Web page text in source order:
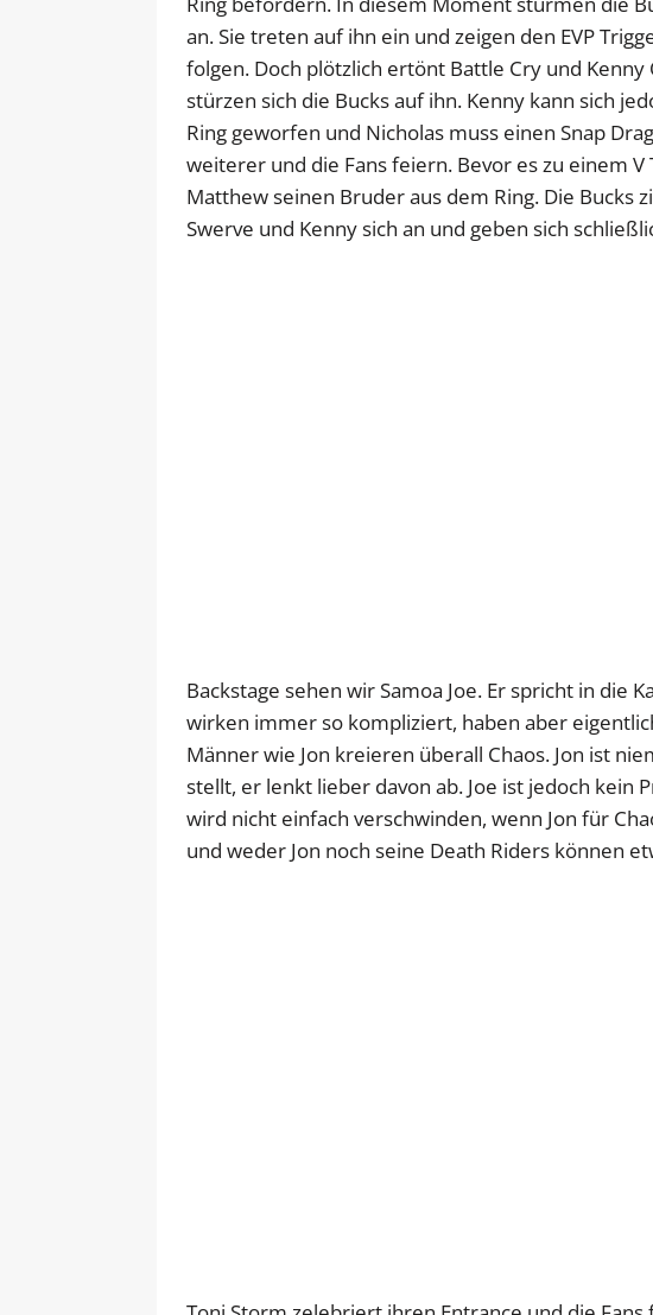
an. Sie treten auf ihn ein und zeigen den EVP
folgen. Doch plötzlich ertönt Battle Cry und
stürzen sich die Bucks auf ihn. Kenny kann sich
Ring geworfen und Nicholas muss einen Snap
weiterer und die Fans feiern. Bevor es zu einem
Matthew seinen Bruder aus dem Ring. Die Bucks
Swerve und Kenny sich an und geben sich
Backstage sehen wir Samoa Joe. Er spricht in die
wirken immer so kompliziert, haben aber
Männer wie Jon kreieren überall Chaos. Jon ist
stellt, er lenkt lieber davon ab. Joe ist jedoch kein
wird nicht einfach verschwinden, wenn Jon für
und weder Jon noch seine Death Riders können